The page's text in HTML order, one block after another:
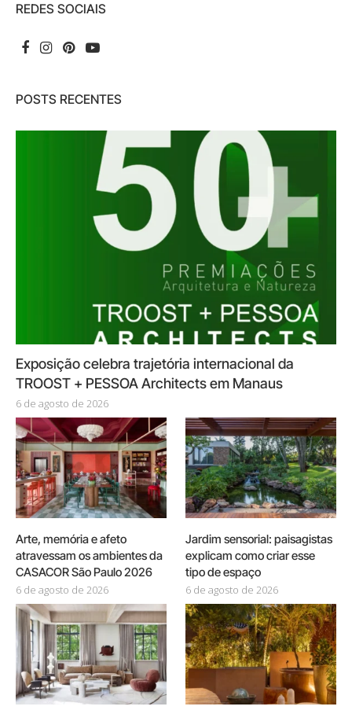
REDES SOCIAIS
POSTS RECENTES
Exposição celebra trajetória internacional da
TROOST + PESSOA Architects em Manaus
6 de agosto de 2026
Arte, memória e afeto
atravessam os ambientes da
CASACOR São Paulo 2026
6 de agosto de 2026
Jardim sensorial: paisagistas
explicam como criar esse
tipo de espaço
6 de agosto de 2026